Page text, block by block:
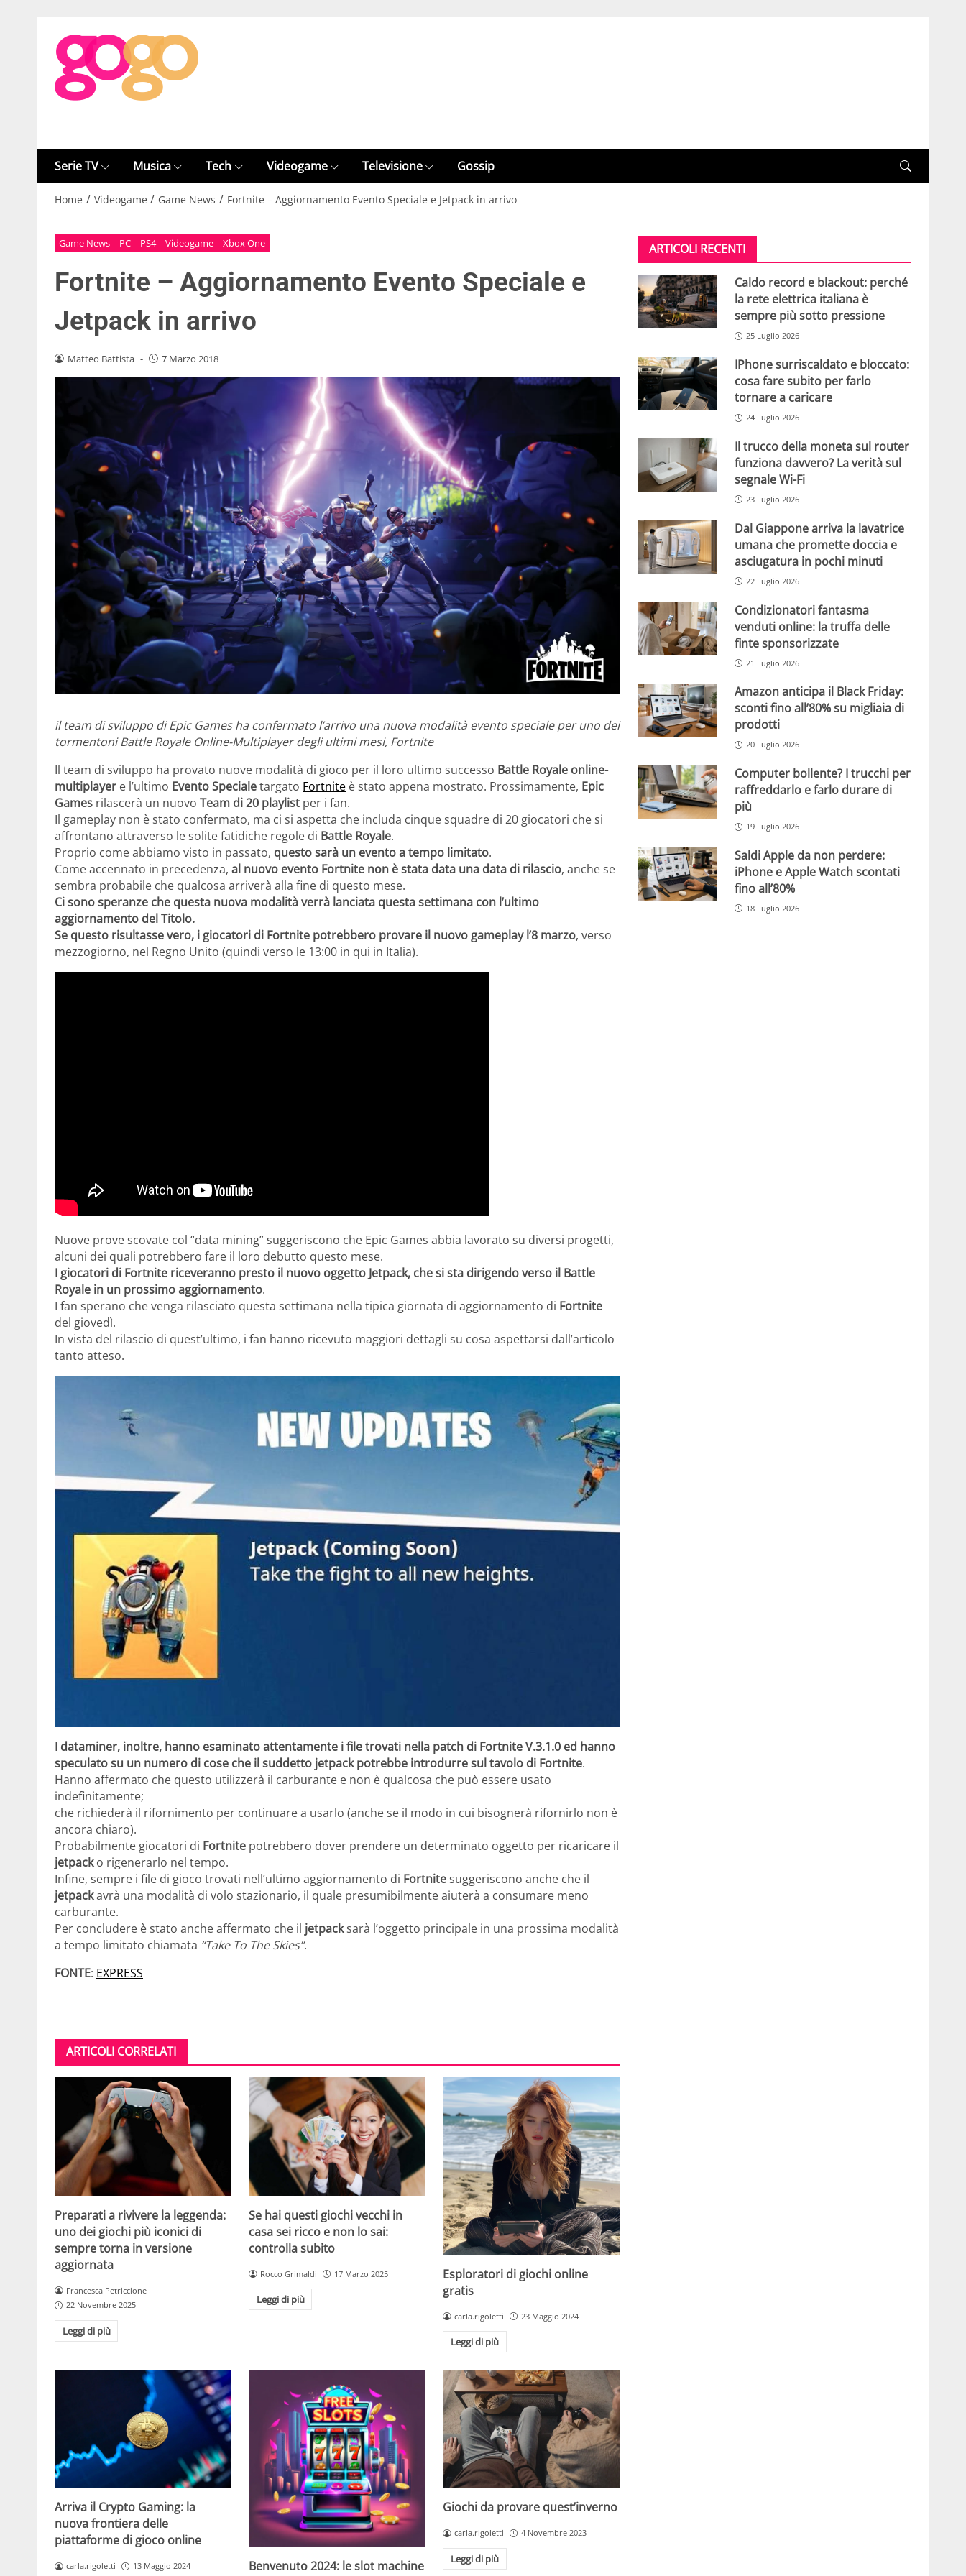
Serie TV Musica Tech Videogame Televisione Gossip
Home / Videogame / Game News / Fortnite – Aggiornamento Evento Speciale e Jetpack in arrivo
Game News PC PS4 Videogame Xbox One
Fortnite – Aggiornamento Evento Speciale e
Jetpack in arrivo
Matteo Battista - 7 Marzo 2018
il team di sviluppo di Epic Games ha confermato l’arrivo una nuova modalità evento speciale per uno dei
tormentoni Battle Royale Online-Multiplayer degli ultimi mesi, Fortnite
Il team di sviluppo ha provato nuove modalità di gioco per il loro ultimo successo Battle Royale online-
multiplayer e l’ultimo Evento Specialetargato Fortnite è stato appena mostrato. Prossimamente, Epic
Games rilascerà un nuovo Team di 20 playlist per i fan.
Il gameplay non è stato confermato, ma ci si aspetta che includa cinque squadre di 20 giocatori che si
affrontano attraverso le solite fatidiche regole di Battle Royale.
Proprio come abbiamo visto in passato, questo sarà un evento a tempo limitato.
Come accennato in precedenza, al nuovo evento Fortnite non è stata data una data di rilascio, anche se
sembra probabile che qualcosa arriverà alla fine di questo mese.
Ci sono speranze che questa nuova modalità verrà lanciata questa settimana con l’ultimo
aggiornamento del Titolo.
Se questo risultasse vero, i giocatori di Fortnite potrebbero provare il nuovo gameplay l’8 marzo, verso
mezzogiorno, nel Regno Unito (quindi verso le 13:00 in qui in Italia).
Nuove prove scovate col “data mining” suggeriscono che Epic Games abbia lavorato su diversi progetti,
alcuni dei quali potrebbero fare il loro debutto questo mese.
I giocatori di Fortnite riceveranno presto il nuovo oggetto Jetpack, che si sta dirigendo verso il Battle
Royale in un prossimo aggiornamento.
I fan sperano che venga rilasciato questa settimana nella tipica giornata di aggiornamento di Fortnite
del giovedì.
In vista del rilascio di quest’ultimo, i fan hanno ricevuto maggiori dettagli su cosa aspettarsi dall’articolo
tanto atteso.
I dataminer, inoltre, hanno esaminato attentamente i file trovati nella patch di Fortnite V.3.1.0 ed hanno
speculato su un numero di cose che il suddetto jetpack potrebbe introdurre sul tavolo di Fortnite.
Hanno affermato che questo utilizzerà il carburante e non è qualcosa che può essere usato
indefinitamente;
che richiederà il rifornimento per continuare a usarlo (anche se il modo in cui bisognerà rifornirlo non è
ancora chiaro).
Probabilmente giocatori di Fortnite potrebbero dover prendere un determinato oggetto per ricaricare il
jetpacko rigenerarlo nel tempo.
Infine, sempre i file di gioco trovati nell’ultimo aggiornamento di Fortnitesuggeriscono anche che il
jetpackavrà una modalità di volo stazionario, il quale presumibilmente aiuterà a consumare meno
carburante.
Per concludere è stato anche affermato che il jetpacksarà l’oggetto principale in una prossima modalità
a tempo limitato chiamata “Take To The Skies”.
FONTE: EXPRESS
ARTICOLI CORRELATI
Preparati a rivivere la leggenda:
uno dei giochi più iconici di
sempre torna in versione
aggiornata
Francesca Petriccione
22 Novembre 2025
Leggi di più
Se hai questi giochi vecchi in
casa sei ricco e non lo sai:
controlla subito
Rocco Grimaldi 17 Marzo 2025
Leggi di più
Esploratori di giochi online
gratis
carla.rigoletti 23 Maggio 2024
Leggi di più
Arriva il Crypto Gaming: la
nuova frontiera delle
piattaforme di gioco online
carla.rigoletti 13 Maggio 2024
Benvenuto 2024: le slot machine
Giochi da provare quest’inverno
carla.rigoletti 4 Novembre 2023
Leggi di più
ARTICOLI RECENTI
Caldo record e blackout: perché
la rete elettrica italiana è
sempre più sotto pressione
25 Luglio 2026
IPhone surriscaldato e bloccato:
cosa fare subito per farlo
tornare a caricare
24 Luglio 2026
Il trucco della moneta sul router
funziona davvero? La verità sul
segnale Wi-Fi
23 Luglio 2026
Dal Giappone arriva la lavatrice
umana che promette doccia e
asciugatura in pochi minuti
22 Luglio 2026
Condizionatori fantasma
venduti online: la truffa delle
finte sponsorizzate
21 Luglio 2026
Amazon anticipa il Black Friday:
sconti fino all’80% su migliaia di
prodotti
20 Luglio 2026
Computer bollente? I trucchi per
raffreddarlo e farlo durare di
più
19 Luglio 2026
Saldi Apple da non perdere:
iPhone e Apple Watch scontati
fino all’80%
18 Luglio 2026